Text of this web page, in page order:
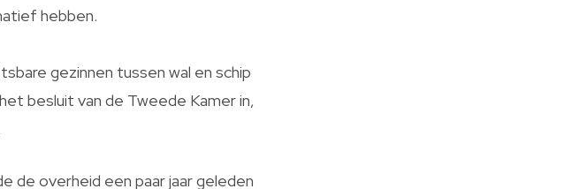
hebben.
gezinnen tussen wal en schip
besluit van de Tweede Kamer in,
de overheid een paar jaar geleden